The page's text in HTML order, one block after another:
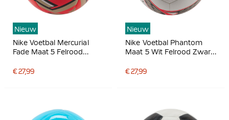
Nieuw
Nike Voetbal Mercurial
Fade Maat 5 Felrood
€ 27,99
Nieuw
Nike Voetbal Phantom
Maat 5 Wit Felrood Zwart
€ 27,99